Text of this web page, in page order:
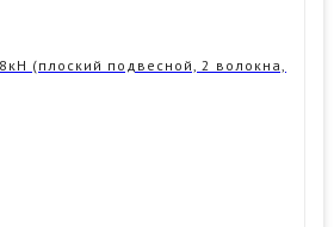
(плоский подвесной, 2 волокна,